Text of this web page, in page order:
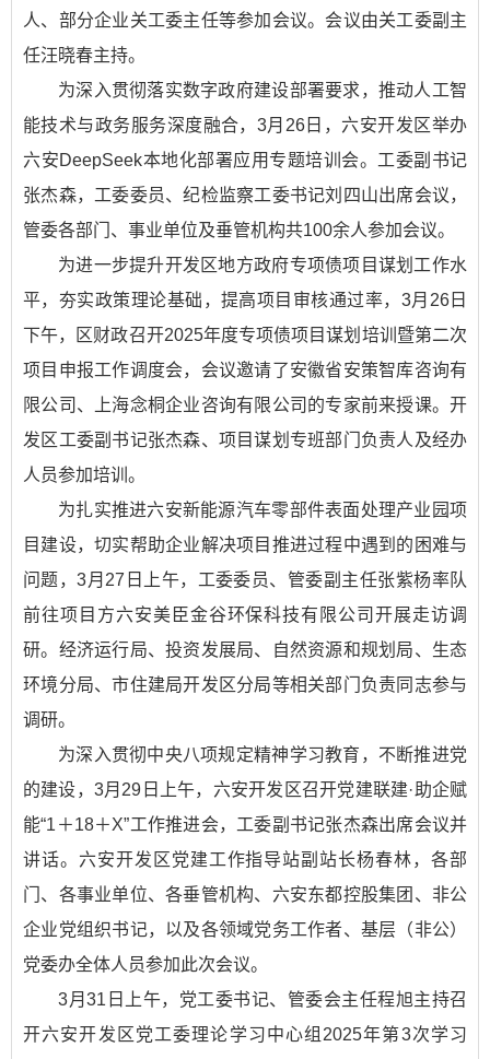
人、部分企业关工委主任等参加会议。会议由关工委副主
任汪晓春主持。
为深入贯彻落实数字政府建设部署要求，推动人工智
能技术与政务服务深度融合，3月26日，六安开发区举办
六安DeepSeek本地化部署应用专题培训会。工委副书记
张杰森，工委委员、纪检监察工委书记刘四山出席会议，
管委各部门、事业单位及垂管机构共100余人参加会议。
为进一步提升开发区地方政府专项债项目谋划工作水
平，夯实政策理论基础，提高项目审核通过率，3月26日
下午，区财政召开2025年度专项债项目谋划培训暨第二次
项目申报工作调度会，会议邀请了安徽省安策智库咨询有
限公司、上海念桐企业咨询有限公司的专家前来授课。开
发区工委副书记张杰森、项目谋划专班部门负责人及经办
人员参加培训。
为扎实推进六安新能源汽车零部件表面处理产业园项
目建设，切实帮助企业解决项目推进过程中遇到的困难与
问题，3月27日上午，工委委员、管委副主任张紫杨率队
前往项目方六安美臣金谷环保科技有限公司开展走访调
研。经济运行局、投资发展局、自然资源和规划局、生态
环境分局、市住建局开发区分局等相关部门负责同志参与
调研。​
为深入贯彻中央八项规定精神学习教育，不断推进党
的建设，3月29日上午，六安开发区召开党建联建·助企赋
能“1＋18＋X”工作推进会，工委副书记张杰森出席会议并
讲话。六安开发区党建工作指导站副站长杨春林，各部
门、各事业单位、各垂管机构、六安东都控股集团、非公
企业党组织书记，以及各领域党务工作者、基层（非公）
党委办全体人员参加此次会议。
3月31日上午，党工委书记、管委会主任程旭主持召
开六安开发区党工委理论学习中心组2025年第3次学习